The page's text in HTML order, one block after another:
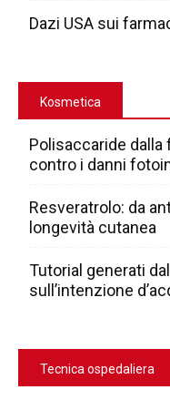
Dazi USA sui
Kosmetica
Polisaccaride
contro i danni
Resveratrolo: da
longevità cutanea
Tutorial generati
sull’intenzione
Tecnica ospedaliera